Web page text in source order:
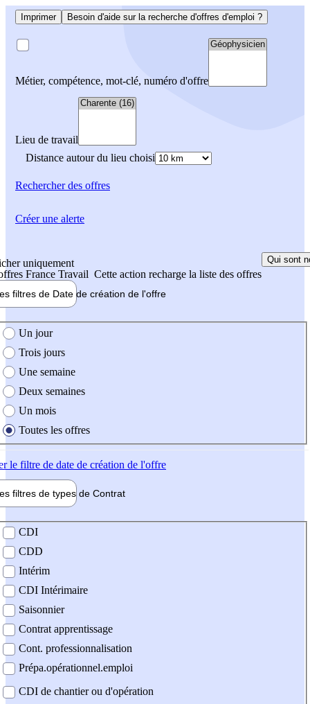
Imprimer Besoin d'aide sur la recherche d'offres d'emploi ?
Métier, compétence, mot-clé, numéro d'offre
Lieu de travail
Distance autour du lieu choisi
Rechercherdes offres
uniquement
France Travail Cette action recharge la liste des offres
Qui sont
filtres de Date de création de l'offre
création de l'offre
Un jour
Trois jours
Une semaine
Deux semaines
Un mois
Toutes les offres
le filtre de date de création de l'offre
filtres de types de Contrat
contrat
CDI
CDD
Intérim
CDI Intérimaire
Saisonnier
Contrat apprentissage
Cont. professionnalisation
Prépa.opérationnel.emploi
CDI de chantier ou d'opération
Créer une alerte